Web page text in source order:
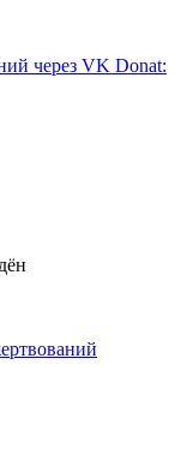
через VK Donat: